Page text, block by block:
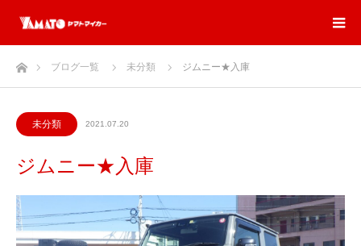
ホームブログ一覧 未分類 ジムニー★入庫
未分類 2021.07.20
ジムニー★入庫